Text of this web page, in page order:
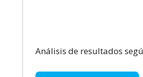
Análisis de resultados